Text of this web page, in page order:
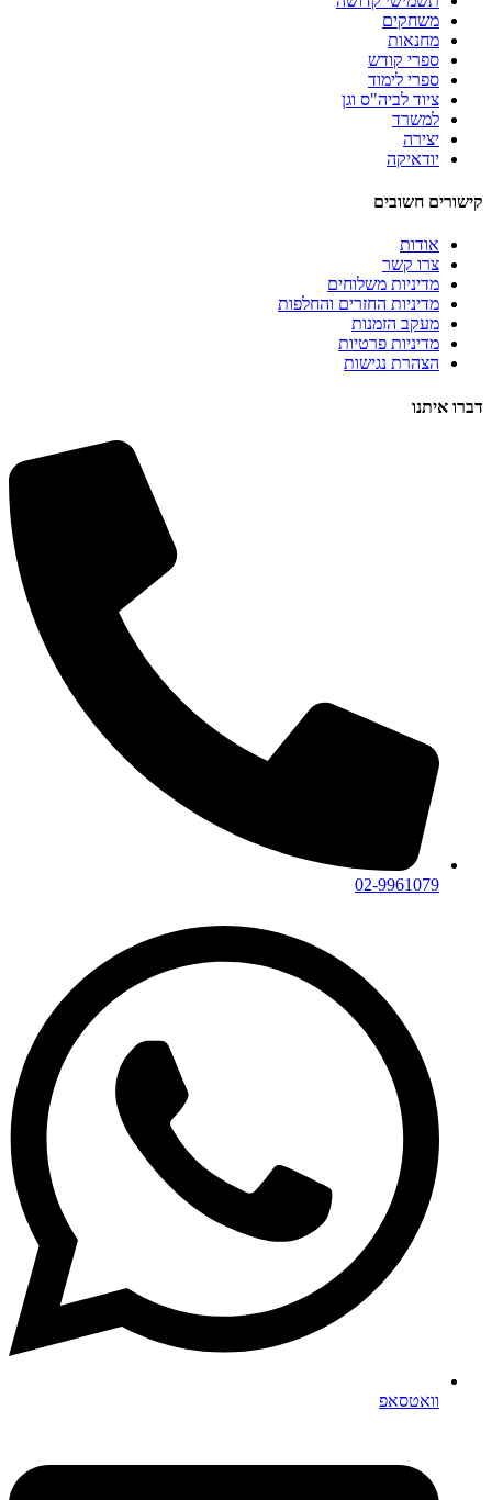
משחקים
מחנאות
ספרי קודש
ספרי לימוד
ציוד לביה"ס וגן
למשרד
יצירה
יודאיקה
קישורים חשובים
אודות
צרו קשר
מדיניות משלוחים
מדיניות החזרים והחלפות
מעקב הזמנות
מדיניות פרטיות
הצהרת נגישות
דברו איתנו
02-9961079
וואטסאפ